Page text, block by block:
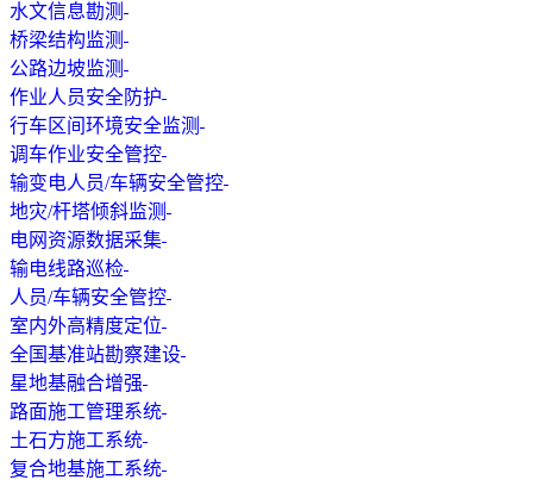
水文信息勘测
桥梁结构监测
公路边坡监测
作业人员安全防护
行车区间环境安全监测
调车作业安全管控
输变电人员/车辆安全管控
地灾/杆塔倾斜监测
电网资源数据采集
输电线路巡检
人员/车辆安全管控
室内外高精度定位
全国基准站勘察建设
星地基融合增强
路面施工管理系统
土石方施工系统
复合地基施工系统